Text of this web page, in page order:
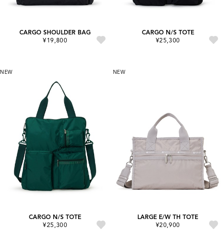
CARGO SHOULDER BAG
¥19,800
CARGO N/S TOTE
¥25,300
NEW
CARGO N/S TOTE
¥25,300
NEW
LARGE E/W TH TOTE
¥20,900